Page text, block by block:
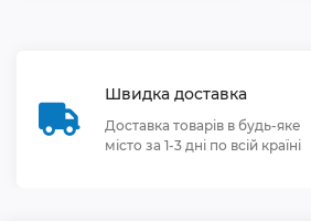
Швидка доставка
Доставка товарів в будь-яке
місто за 1-3 дні по всій країні